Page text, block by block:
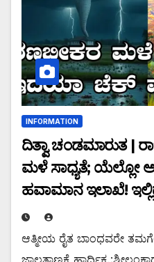
INFORMATION
ದಿತ್ವಾ ಚಂಡಮಾರುತ |
ಮಳೆ ಸಾಧ್ಯತೆ; ಯೆಲ್ಲೋ
ಹವಾಮಾನ ಇಲಾಖೆ!
ಆತ್ಮೀಯ ರೈತ ಬಾಂಧವರೇ
ಜಾಲತಾಣಕ್ಕೆ